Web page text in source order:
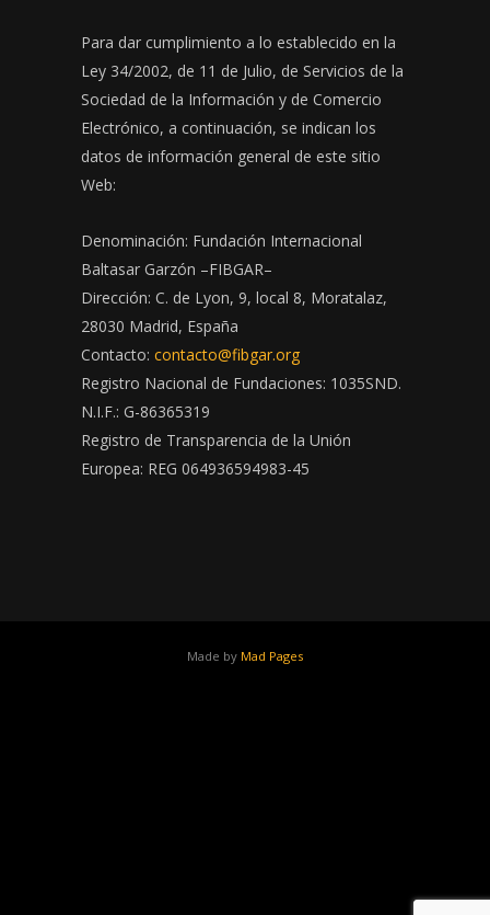
Para dar cumplimiento a lo establecido en la
Ley 34/2002, de 11 de Julio, de Servicios de la
Sociedad de la Información y de Comercio
Electrónico, a continuación, se indican los
datos de información general de este sitio
Web:
Denominación: Fundación Internacional
Baltasar Garzón –FIBGAR–
Dirección: C. de Lyon, 9, local 8, Moratalaz,
28030 Madrid, España
Contacto: contacto@fibgar.org
Registro Nacional de Fundaciones: 1035SND.
N.I.F.: G-86365319
Registro de Transparencia de la Unión
Europea: REG 064936594983-45
Made by Mad Pages